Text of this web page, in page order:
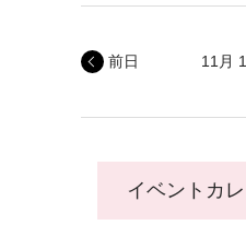
11月
前日
イベントカ